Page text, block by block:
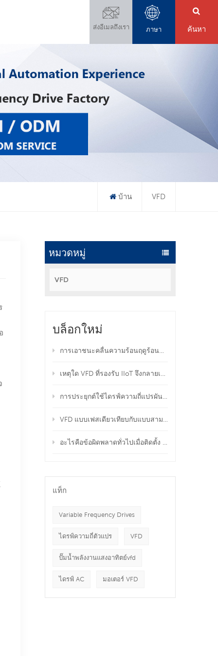
ส่งอีเมลถึงเรา ภาษา ค้นหา
บ้าน VFD
หมวดหมู่
VFD
บล็อกใหม่
การเอาชนะคลื่นความร้อนฤดูร้อนทั่วโลก: ไดรฟ์ปรับความถี่แบบแปรผันช่วยปกป้องอุปกรณ์ของคุณจากความร้อนสูงเกินไปอย่างไร
เหตุใด VFD ที่รองรับ IIoT จึงกลายเป็นสิ่งจำเป็นในอุตสาหกรรมการผลิตสมัยใหม่
การประยุกต์ใช้ไดรฟ์ความถี่แปรผันในระบบ HVAC น้ำเสีย และระบบอุตสาหกรรม
VFD แบบเฟสเดียวเทียบกับแบบสามเฟส: แบบไหนดีที่สุดสำหรับอุปกรณ์ของคุณ?
อะไรคือข้อผิดพลาดทั่วไปเมื่อติดตั้ง VFD และจะหลีกเลี่ยงได้อย่างไร
แท็ก
Variable Frequency Drives
ไดรฟ์ความถี่ตัวแปร VFD
ปั๊มน้ำพลังงานแสงอาทิตย์vfd
ไดรฟ์ AC มอเตอร์ VFD